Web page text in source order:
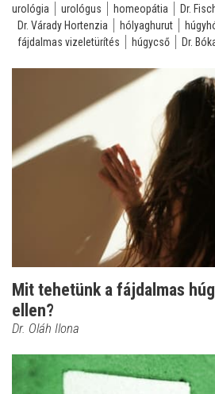
urológia urológus homeopátia
Dr.
Dr. Várady Hortenzia
hólyaghurut
fájdalmas vizeletürítés
húgycső Dr.
Mit tehetünk a fájdalmas
ellen?
Dr. Oláh Ilona